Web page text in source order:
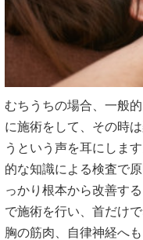
むちうちの場合、一般
に施術をして、その時
うという声を耳にしま
的な知識による検査で
っかり根本から改善す
で施術を行い、首だけ
胸の筋肉、自律神経へ